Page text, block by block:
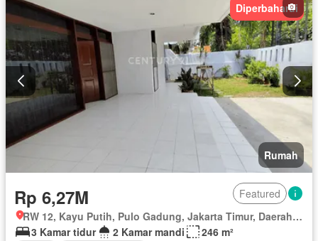
Diperbaharui
Rumah
Rp 6,27M
Featured
RW 12, Kayu Putih, Pulo Gadung, Jakarta Timur, Daerah Khusus Ibukota Jakarta
3 Kamar tidur
2 Kamar mandi
246 m²